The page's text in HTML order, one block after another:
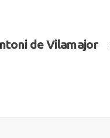
de Vilamajor